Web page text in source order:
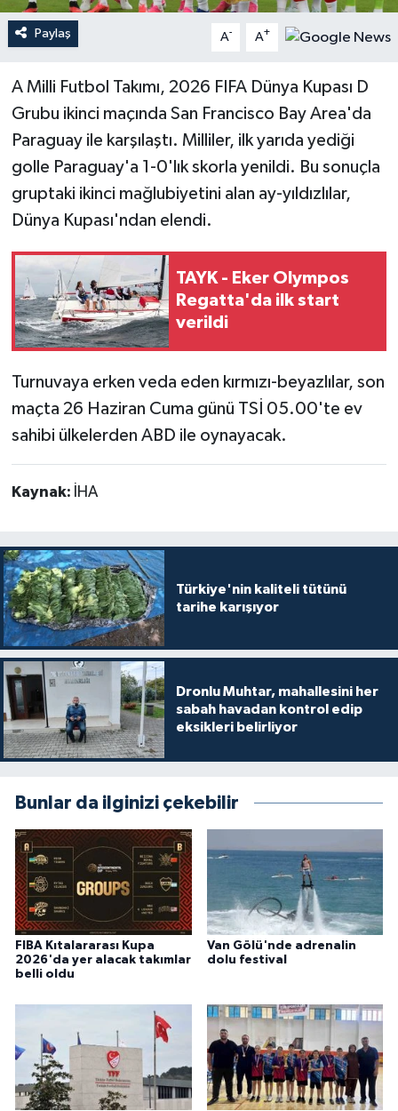
Paylaş A- A+
A Milli Futbol Takımı, 2026 FIFA Dünya Kupası D
Grubu ikinci maçında San Francisco Bay Area'da
Paraguay ile karşılaştı. Milliler, ilk yarıda yediği
golle Paraguay'a 1-0'lık skorla yenildi. Bu sonuçla
gruptaki ikinci mağlubiyetini alan ay-yıldızlılar,
Dünya Kupası'ndan elendi.
TAYK - Eker Olympos
Regatta'da ilk start
verildi
Turnuvaya erken veda eden kırmızı-beyazlılar, son
maçta 26 Haziran Cuma günü TSİ 05.00'te ev
sahibi ülkelerden ABD ile oynayacak.
Kaynak: İHA
Türkiye'nin kaliteli tütünü
tarihe karışıyor
Dronlu Muhtar, mahallesini her
sabah havadan kontrol edip
eksikleri belirliyor
Bunlar da ilginizi çekebilir
FIBA Kıtalararası Kupa
2026'da yer alacak takımlar
belli oldu
Van Gölü'nde adrenalin
dolu festival
Spor
Teknoloji
Yaşam